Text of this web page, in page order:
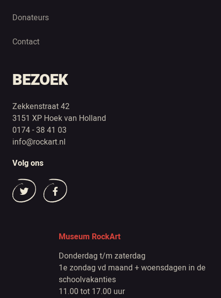
Donateurs
Contact
BEZOEK
Zekkenstraat 42
3151 XP Hoek van Holland
0174 - 38 41 03
info@rockart.nl
Volg ons
Museum RockArt
Donderdag t/m zaterdag
1e zondag vd maand + woensdagen in de
schoolvakanties
11.00 tot 17.00 uur